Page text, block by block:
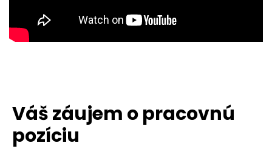
Váš záujem o pracovnú
pozíciu